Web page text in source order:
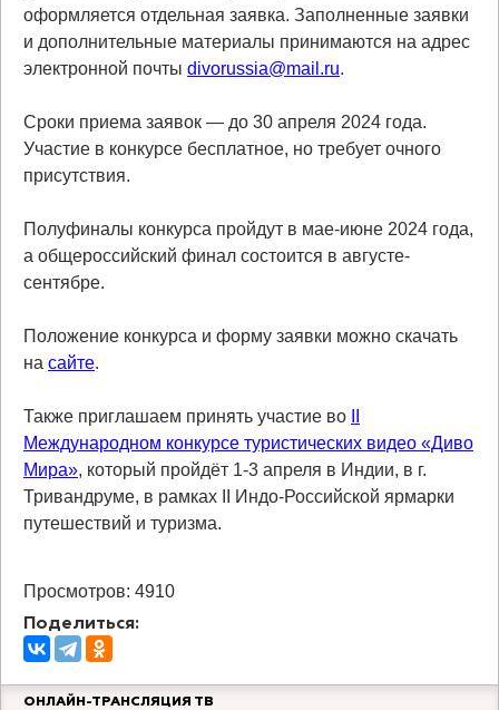
оформляется отдельная заявка. Заполненные заявки
и дополнительные материалы принимаются на адрес
электронной почты divorussia@mail.ru.
Сроки приема заявок — до 30 апреля 2024 года.
Участие в конкурсе бесплатное, но требует очного
присутствия.
Полуфиналы конкурса пройдут в мае-июне 2024 года,
а общероссийский финал состоится в августе-
сентябре.
Положение конкурса и форму заявки можно скачать
на сайте.
Также приглашаем принять участие во
Международном конкурсе туристических видео «Диво
Мира», который пройдёт 1-3 апреля в Индии, в г.
Тривандруме, в рамках II Индо-Российской ярмарки
путешествий и туризма.
Просмотров: 4910
Поделиться:
ОНЛАЙН-ТРАНСЛЯЦИЯ ТВ